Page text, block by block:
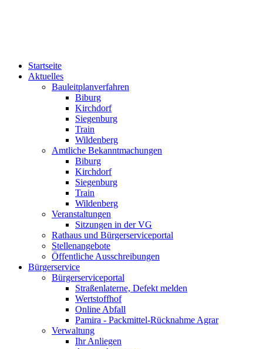
Startseite
Aktuelles
Bauleitplanverfahren
Biburg
Kirchdorf
Siegenburg
Train
Wildenberg
Amtliche Bekanntmachungen
Biburg
Kirchdorf
Siegenburg
Train
Wildenberg
Veranstaltungen
Sitzungen in der VG
Rathaus und Bürgerserviceportal
Stellenangebote
Öffentliche Ausschreibungen
Bürgerservice
Bürgerserviceportal
Straßenlaterne, Defekt melden
Wertstoffhof
Online Abfall
Pamira - Packmittel-Rücknahme Agrar
Verwaltung
Ihr Anliegen